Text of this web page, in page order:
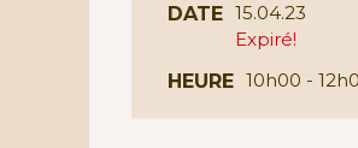
DATE 15.04.23
Expiré!
HEURE 10h00 -